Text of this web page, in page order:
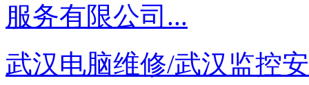
服务有限公司...
武汉电脑维修/武汉监控